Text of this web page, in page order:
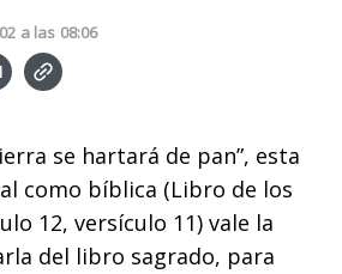
a las 08:06
se hartará de pan”, esta
como bíblica (Libro de los
12, versículo 11) vale la
del libro sagrado, para